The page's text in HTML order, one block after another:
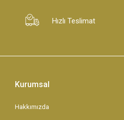
Hızlı Teslimat
Kurumsal
Hakkımızda